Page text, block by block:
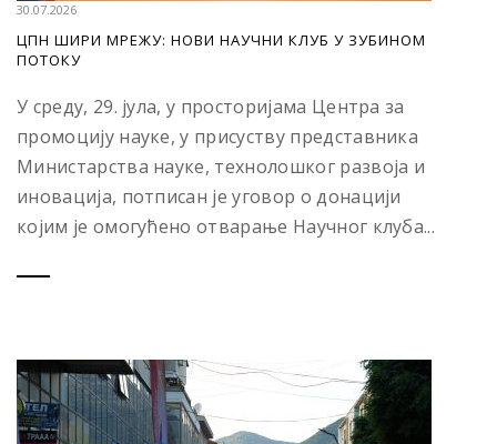
30.07.2026
ЦПН ШИРИ МРЕЖУ: НОВИ НАУЧНИ КЛУБ У ЗУБИНОМ
ПОТОКУ
У среду, 29. јула, у просторијама Центра за
промоцију науке, у присуству представника
Министарства науке, технолошког развоја и
иновација, потписан је уговор о донацији
којим је омогућено отварање Научног клуба...